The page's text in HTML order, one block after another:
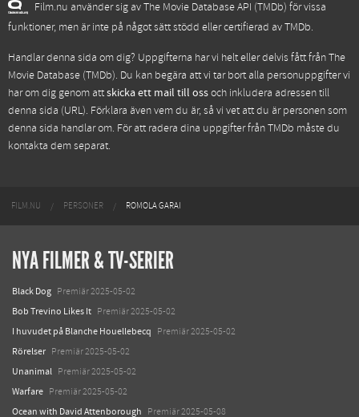
Film.nu använder sig av The Movie Database API (TMDb) för vissa
funktioner, men är inte på något sätt stödd eller certifierad av TMDb.
Handlar denna sida om dig? Uppgifterna har vi helt eller delvis fått frånThe
Movie Database (TMDb). Du kan begära att vi tar bort alla personuppgifter vi
har om dig genom attskicka ett mail till ossoch inkludera adressen till
denna sida (URL). Förklara även vem du är, så vi vet att du är personen som
denna sida handlar om. För att radera dina uppgifter från TMDb måste du
kontakta dem separat.
FILM.NU PERSONER ROMOLA GARAI
NYA FILMER & TV-SERIER
Black Dog Premiär 2025-05-02
Bob Trevino Likes It Premiär 2025-05-02
I huvudet på Blanche Houellebecq Premiär 2025-05-02
Rörelser Premiär 2025-05-02
Unanimal Premiär 2025-05-02
Warfare Premiär 2025-05-02
Ocean with David Attenborough Premiär 2025-05-08